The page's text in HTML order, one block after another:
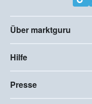
Über marktguru
Hilfe
Presse